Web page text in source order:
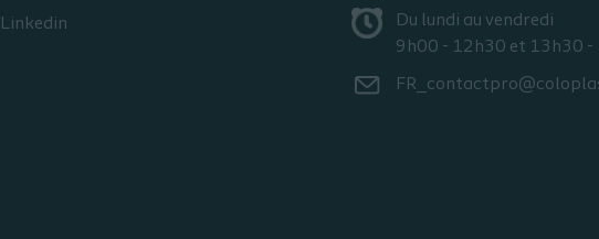
Linkedin
Du lundi au vendredi
9h00 - 12h30 et 13h30 -